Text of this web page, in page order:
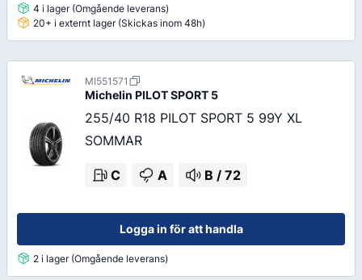
4 i lager (Omgående leverans)
20+ i externt lager (Skickas inom 48h)
MI551571
Michelin PILOT SPORT 5
255/40 R18 PILOT SPORT 5 99Y XL
SOMMAR
C A B / 72
Logga in för att handla
2 i lager (Omgående leverans)